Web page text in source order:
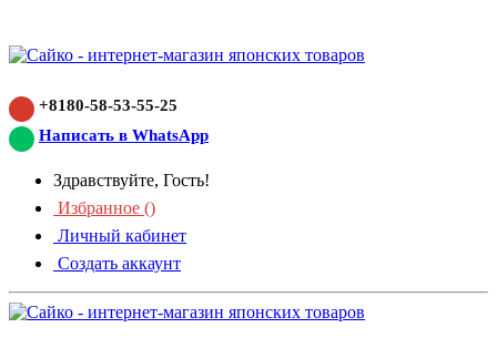
+8180-58-53-55-25
Написать в WhatsApp
Здравствуйте, Гость!
Избранное ()
Личный кабинет
Создать аккаунт